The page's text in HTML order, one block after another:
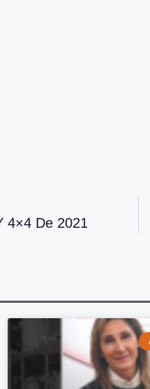
4×4 De 2021